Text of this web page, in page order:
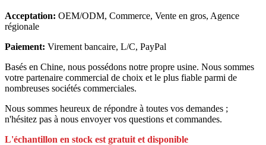
Acceptation: OEM/ODM, Commerce, Vente en gros, Agence
régionale
Paiement: Virement bancaire, L/C, PayPal
Basés en Chine, nous possédons notre propre usine. Nous sommes
votre partenaire commercial de choix et le plus fiable parmi de
nombreuses sociétés commerciales.
Nous sommes heureux de répondre à toutes vos demandes ;
n'hésitez pas à nous envoyer vos questions et commandes.
L'échantillon en stock est gratuit et disponible